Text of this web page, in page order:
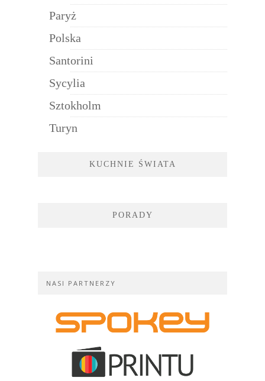
Paryż
Polska
Santorini
Sycylia
Sztokholm
Turyn
KUCHNIE ŚWIATA
PORADY
NASI PARTNERZY